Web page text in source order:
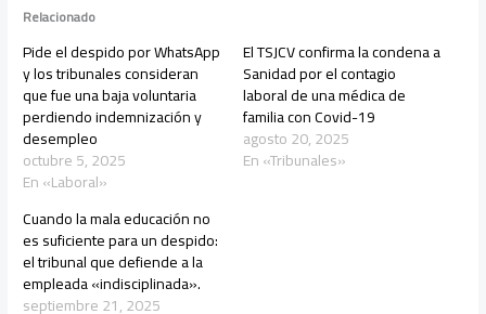
Relacionado
Pide el despido por WhatsApp
y los tribunales consideran
que fue una baja voluntaria
perdiendo indemnización y
desempleo
octubre 5, 2025
En «Laboral»
El TSJCV confirma la condena a
Sanidad por el contagio
laboral de una médica de
familia con Covid-19
agosto 20, 2025
En «Tribunales»
Cuando la mala educación no
es suficiente para un despido:
el tribunal que defiende a la
empleada «indisciplinada».
septiembre 21, 2025